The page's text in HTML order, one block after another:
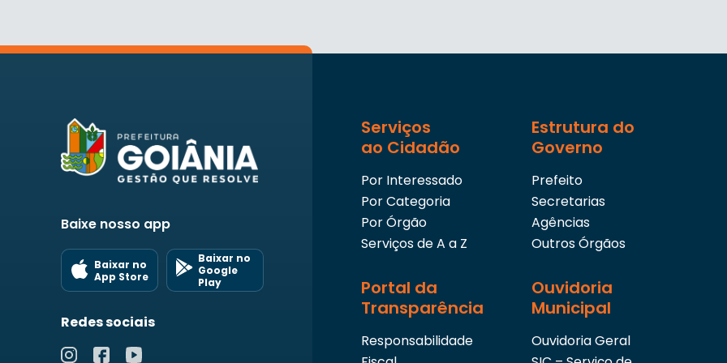
Baixe nosso app
Baixar no
App Store
Baixar no
Google
Play
Redes sociais
Serviços
ao Cidadão
Por Interessado
Por Categoria
Por Órgão
Serviços de A a Z
Estrutura do
Governo
Prefeito
Secretarias
Agências
Outros Órgãos
Portal da
Transparência
Responsabilidade
Ouvidoria
Municipal
Ouvidoria Geral